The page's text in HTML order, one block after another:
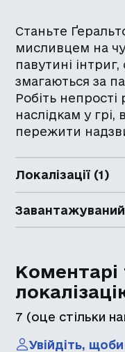
Станьте
мисливцем на
павутині
змагаються за
Робіть
наслідкам у грі,
пережити
Локалізації (1)
Коментарі
7 (оце стільки
Увійдіть,